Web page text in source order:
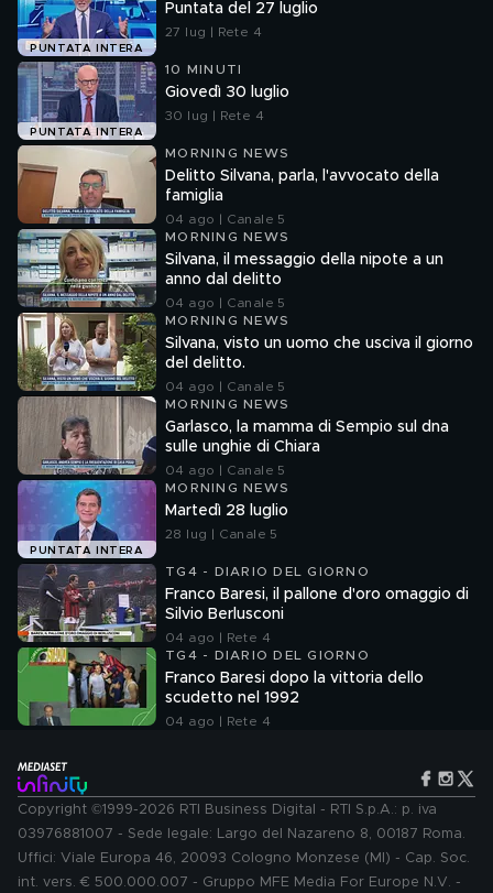
PUNTATA INTERA
Puntata del 27 luglio
27 lug | Rete 4
PUNTATA INTERA
10 MINUTI
Giovedì 30 luglio
30 lug | Rete 4
MORNING NEWS
Delitto Silvana, parla, l'avvocato della
famiglia
04 ago | Canale 5
MORNING NEWS
Silvana, il messaggio della nipote a un
anno dal delitto
04 ago | Canale 5
MORNING NEWS
Silvana, visto un uomo che usciva il giorno
del delitto.
04 ago | Canale 5
MORNING NEWS
Garlasco, la mamma di Sempio sul dna
sulle unghie di Chiara
04 ago | Canale 5
PUNTATA INTERA
MORNING NEWS
Martedì 28 luglio
28 lug | Canale 5
TG4 - DIARIO DEL GIORNO
Franco Baresi, il pallone d'oro omaggio di
Silvio Berlusconi
04 ago | Rete 4
TG4 - DIARIO DEL GIORNO
Franco Baresi dopo la vittoria dello
scudetto nel 1992
04 ago | Rete 4
Copyright ©1999-2026 RTI Business Digital - RTI S.p.A.: p. iva
03976881007 - Sede legale: Largo del Nazareno 8, 00187 Roma.
Uffici: Viale Europa 46, 20093 Cologno Monzese (MI) - Cap. Soc.
int. vers. € 500.000.007 - Gruppo MFE Media For Europe N.V. -